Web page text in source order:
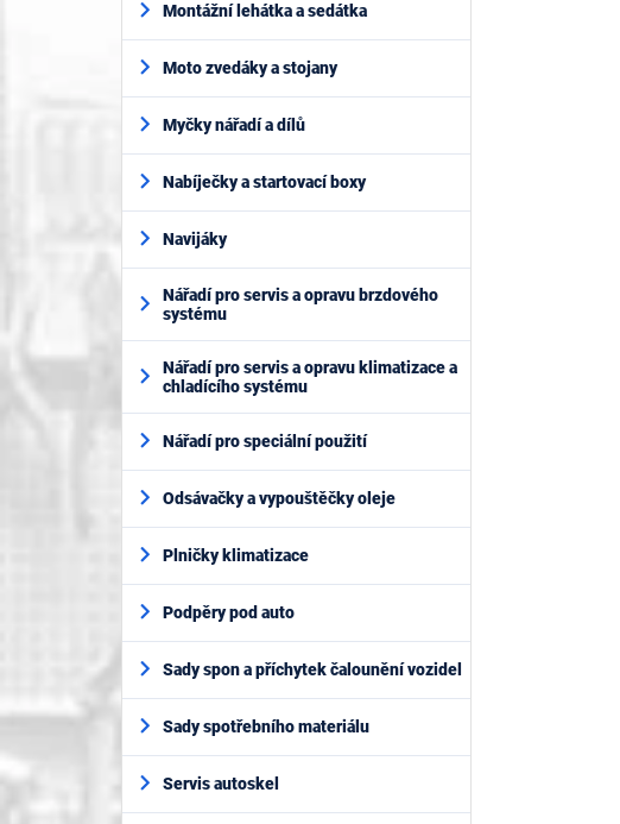
Montážní lehátka a sedátka
Moto zvedáky a stojany
Myčky nářadí a dílů
Nabíječky a startovací boxy
Navijáky
Nářadí pro servis a opravu brzdového
systému
Nářadí pro servis a opravu klimatizace a
chladícího systému
Nářadí pro speciální použití
Odsávačky a vypouštěčky oleje
Plničky klimatizace
Podpěry pod auto
Sady spon a příchytek čalounění vozidel
Sady spotřebního materiálu
Servis autoskel